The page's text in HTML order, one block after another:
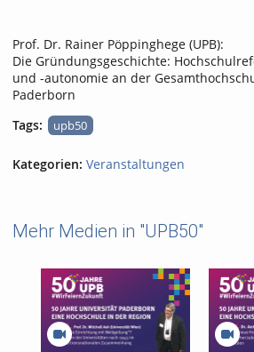
Prof. Dr. Rainer Pöppinghege (UPB):
Die Gründungsgeschichte:
und -autonomie an der
Paderborn
Tags:
upb50
Kategorien: Veranstaltungen
Mehr Medien in "UPB50"